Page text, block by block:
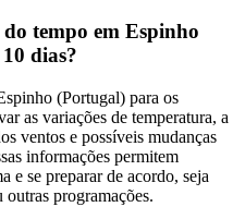
tempo em Espinho
dias?
(Portugal) para os
as variações de temperatura, a
ventos e possíveis mudanças
informações permitem
e se preparar de acordo, seja
programações.